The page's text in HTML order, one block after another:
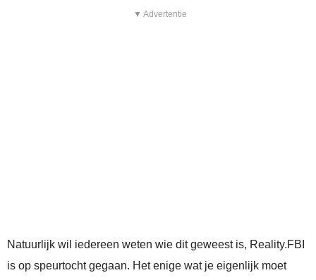
▼ Advertentie
Natuurlijk wil iedereen weten wie dit geweest is, Reality.FBI
is op speurtocht gegaan. Het enige wat je eigenlijk moet